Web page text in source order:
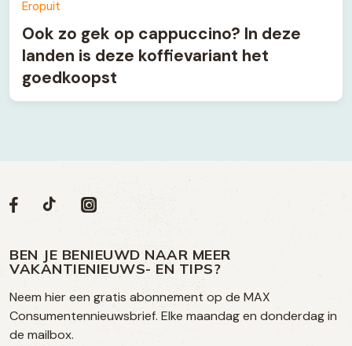
Eropuit
Ook zo gek op cappuccino? In deze
landen is deze koffievariant het
goedkoopst
Volg
op
social
media
Social
Volg
op
Facebook
Volg
op
TikTok
Volg
op
Instagram
BEN JE BENIEUWD NAAR MEER
VAKANTIENIEUWS- EN TIPS?
Neem hier een gratis abonnement op de MAX
Consumentennieuwsbrief. Elke maandag en donderdag in
de mailbox.